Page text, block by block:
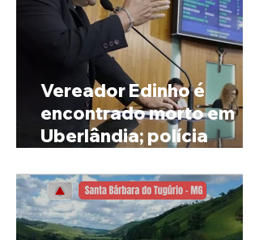
Vereador Edinho é
encontrado morto em
Uberlândia; polícia